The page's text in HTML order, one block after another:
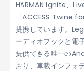
HARMAN Ignite、
「ACCESS Twine
提携しています。
ーディオブックと電
提供できる唯一の
おり、車載インフォ